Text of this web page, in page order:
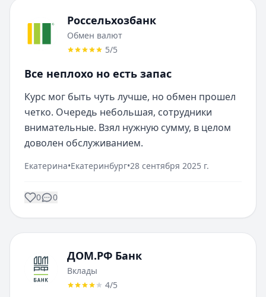
Россельхозбанк
Обмен валют
5/5
Все неплохо но есть запас
Курс мог быть чуть лучше, но обмен прошел
четко. Очередь небольшая, сотрудники
внимательные. Взял нужную сумму, в целом
доволен обслуживанием.
Екатерина•Екатеринбург•28 сентября 2025 г.
0 0
ДОМ.РФ Банк
Вклады
4/5